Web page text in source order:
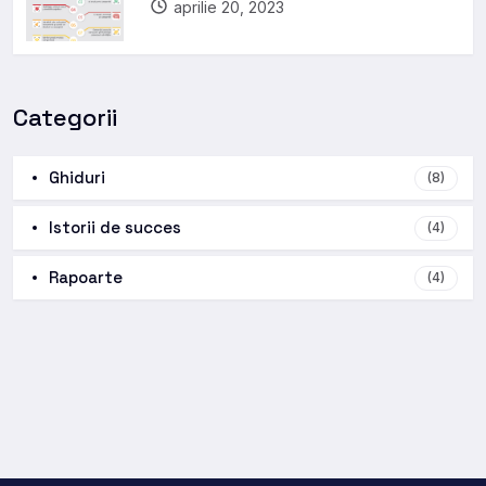
aprilie 20, 2023
Categorii
Ghiduri (8)
Istorii de succes (4)
Rapoarte (4)